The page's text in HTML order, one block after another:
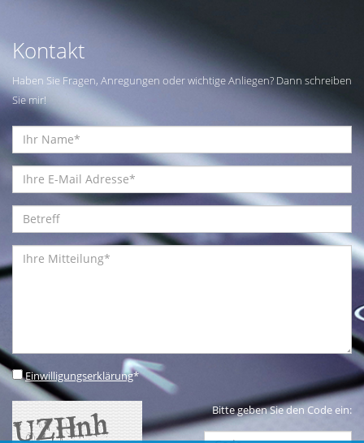
Kontakt
Haben Sie Fragen, Anregungen oder wichtige Anliegen? Dann schreiben
Sie mir!
Einwilligungserklärung*
Bitte geben Sie den Code ein: